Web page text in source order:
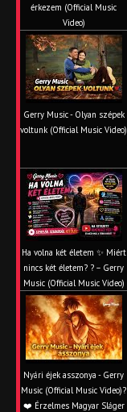
érkezem (Official Music
Video)
Gerry Music - Olyan szépek
voltunk (Official Music Video)
Ha volna két életem ✨ Miért
nincs két életem? ? – Gerry
Music (Official Music Video)
Nyári éjek asszonya - Gerry
Music (Official Music Video)?
❤️ Érzelmes Magyar Sláger